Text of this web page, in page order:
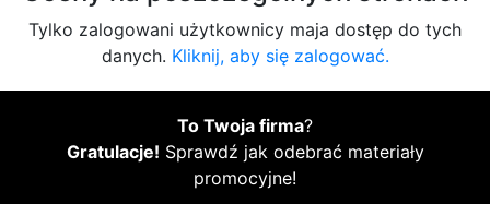
Tylko zalogowani użytkownicy maja dostęp do tych
danych. Kliknij, aby się zalogować.
To Twoja firma?
Gratulacje! Sprawdź jak odebrać materiały
promocyjne!